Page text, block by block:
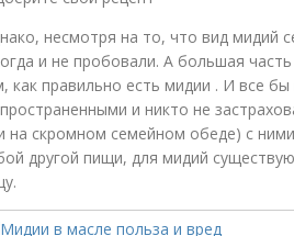
несмотря на то, что вид мидий
и не пробовали. А большая
как правильно есть мидии . И все
и никто не
на скромном семейном обеде) с
другой пищи, для мидий